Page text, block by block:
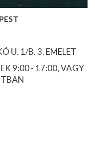
U. 1/B. 3. EMELET
9:00 - 17:00, VAGY